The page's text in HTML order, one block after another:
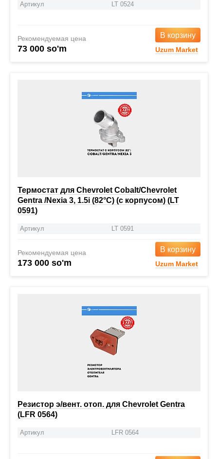
Артикул LT 0524
Рекомендуемая цена
73 000 so'm
В корзину
Uzum Market
Термостат для Chevrolet Cobalt/Chevrolet
Gentra /Nexia 3, 1.5i (82°С) (c корпусом) (LT
0591)
Артикул LT 0591
Рекомендуемая цена
173 000 so'm
В корзину
Uzum Market
Резистор э/вент. отоп. для Chevrolet Gentra
(LFR 0564)
Артикул LFR 0564